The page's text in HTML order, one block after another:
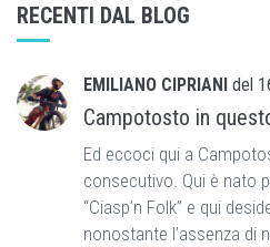
RECENTI DAL BLOG
EMILIANO CIPRIANI del
Campotosto in
Ed eccoci qui a
consecutivo. Qui è nato
“Ciasp’n Folk” e qui
nonostante l’assenza di